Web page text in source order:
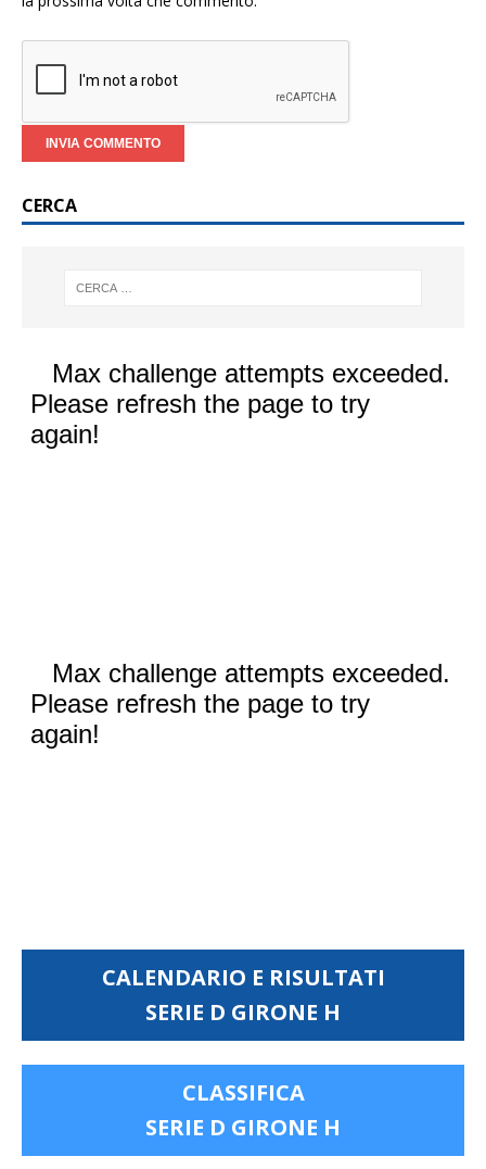
CERCA
CALENDARIO E RISULTATI
SERIE D GIRONE H
CLASSIFICA
SERIE D GIRONE H